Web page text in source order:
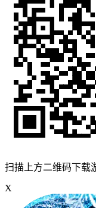
扫描上方二维码下载
X